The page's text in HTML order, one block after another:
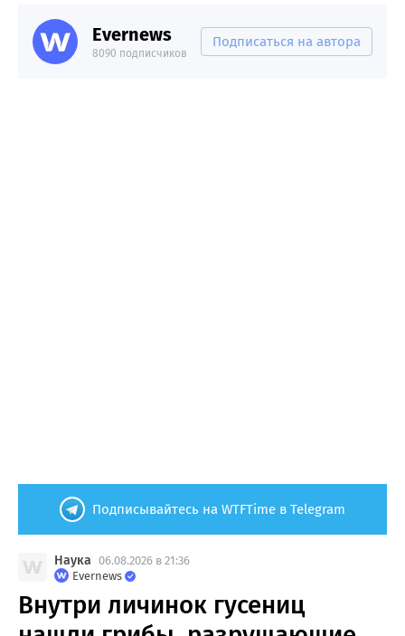
Evernews
8090 подписчиков
Подписаться на автора
Подписывайтесь на WTFTime в Telegram
Наука 06.08.2026 в 21:36
Evernews
Внутри личинок гусениц